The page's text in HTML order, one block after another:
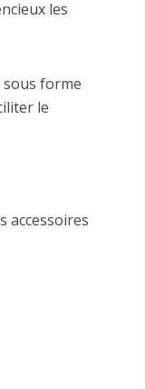
les
sous forme
le
accessoires